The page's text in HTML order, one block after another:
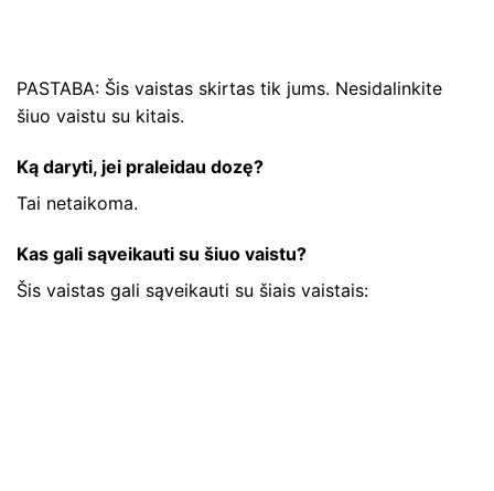
PASTABA: Šis vaistas skirtas tik jums. Nesidalinkite
šiuo vaistu su kitais.
Ką daryti, jei praleidau dozę?
Tai netaikoma.
Kas gali sąveikauti su šiuo vaistu?
Šis vaistas gali sąveikauti su šiais vaistais: